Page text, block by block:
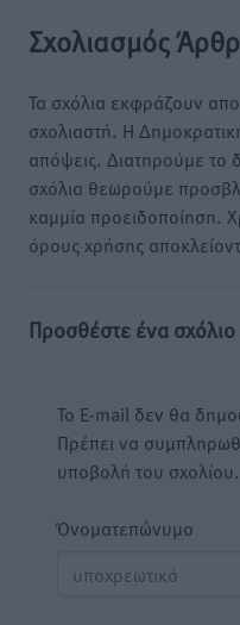
Σχολιασμός
Τα σχόλια εκφράζουν
σχολιαστή. Η
απόψεις. Διατηρούμε το
σχόλια θεωρούμε
καμμία προειδοποίηση.
όρους χρήσης
Προσθέστε ένα σχόλιο
Το E-mail δεν θα
Πρέπει να
υποβολή του σχολίου.
Όνοματεπώνυμο